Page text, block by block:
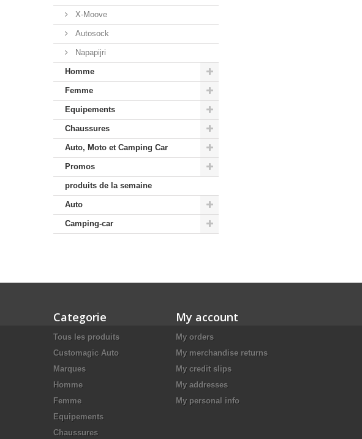
X-Moove
Autosock
Napapijri
Homme
Femme
Equipements
Chaussures
Auto, Moto et Camping Car
Promos
produits de la semaine
Auto
Camping-car
Categorie
Tous les produits
Customagic Auto
Marques
Homme
Femme
Equipements
Chaussures
My account
My orders
My merchandise returns
My credit slips
My addresses
My personal info